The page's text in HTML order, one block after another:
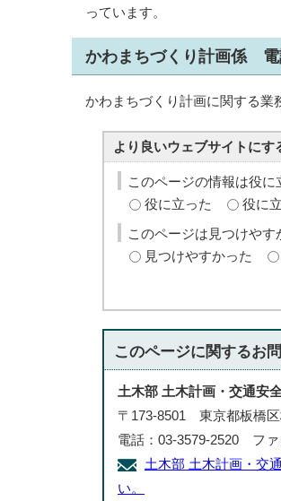
っています。
かわまちづくり計画係 電
かわまちづくり計画に関する業
より良いウェブサイトにす
このページの情報は役に
役に立った
役に
このページは見つけやす
見つけやすかった
このページに関するお
土木部 土木計画・交通安
〒173-8501 東京都板橋
電話：03-3579-2520 ファ
土木部 土木計画・交
い。